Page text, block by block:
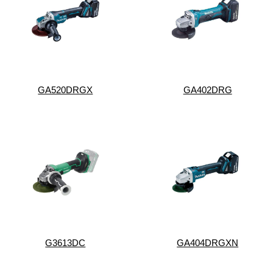
GA520DRGX GA402DRG
G3613DC GA404DRGXN